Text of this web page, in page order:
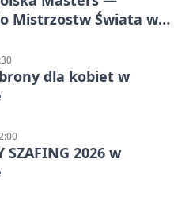
Mistrzostw Świata w
dla kobiet w
SZAFING 2026 w